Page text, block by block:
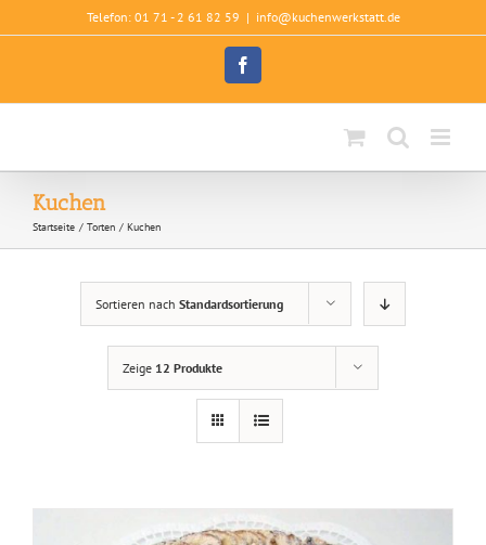
Inhalt
Telefon: 01 71 - 2 61 82 59 | info@kuchenwerkstatt.de
Facebook
Kuchen
Startseite Torten Kuchen
Sortieren nach Standardsortierung
Zeige 12 Produkte